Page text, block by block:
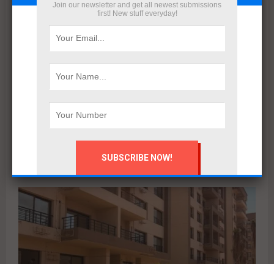
جديدة من النمو بدعم مالي بقيمة 700 مليون جنيه
Join our newsletter and get all newest submissions
first! New stuff everyday!